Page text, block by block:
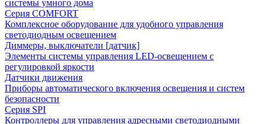
системы умного дома
Серия COMFORT
Комплексное оборудование для удобного управления
светодиодным освещением
Диммеры, выключатели [датчик]
Элементы системы управления LED-освещением с
регулировкой яркости
Датчики движения
Приборы автоматического включения освещения и систем
безопасности
Серия SPI
Контроллеры для управления адресными светодиодными